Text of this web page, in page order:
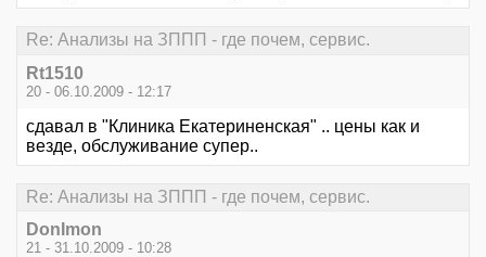
Re: Анализы на ЗППП - где почем, сервис.
Rt1510
20 - 06.10.2009 - 12:17
сдавал в "Клиника Екатериненская" .. цены как и
везде, обслуживание супер..
Re: Анализы на ЗППП - где почем, сервис.
DonImon
21 - 31.10.2009 - 10:28